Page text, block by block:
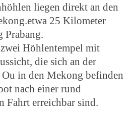
liegen direkt an den
25 Kilometer
Prabang.
Höhlentempel mit
die sich an der
in den Mekong befinden
nach einer rund
Fahrt erreichbar sind.